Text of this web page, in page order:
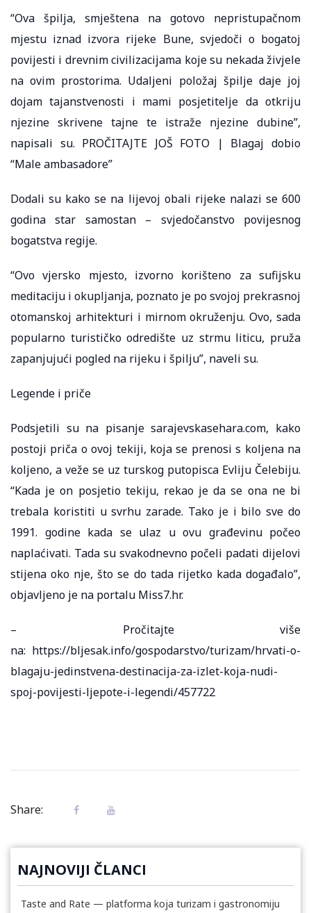
“Ova špilja, smještena na gotovo nepristupačnom
mjestu iznad izvora rijeke Bune, svjedoči o bogatoj
povijesti i drevnim civilizacijama koje su nekada živjele
na ovim prostorima. Udaljeni položaj špilje daje joj
dojam tajanstvenosti i mami posjetitelje da otkriju
njezine skrivene tajne te istraže njezine dubine”,
napisali su. PROČITAJTE JOŠ FOTO | Blagaj dobio
“Male ambasadore”
Dodali su kako se na lijevoj obali rijeke nalazi se 600
godina star samostan – svjedočanstvo povijesnog
bogatstva regije.
“Ovo vjersko mjesto, izvorno korišteno za sufijsku
meditaciju i okupljanja, poznato je po svojoj prekrasnoj
otomanskoj arhitekturi i mirnom okruženju. Ovo, sada
popularno turističko odredište uz strmu liticu, pruža
zapanjujući pogled na rijeku i špilju”, naveli su.
Legende i priče
Podsjetili su na pisanje sarajevskasehara.com, kako
postoji priča o ovoj tekiji, koja se prenosi s koljena na
koljeno, a veže se uz turskog putopisca Evliju Čelebiju.
“Kada je on posjetio tekiju, rekao je da se ona ne bi
trebala koristiti u svrhu zarade. Tako je i bilo sve do
1991. godine kada se ulaz u ovu građevinu počeo
naplaćivati. Tada su svakodnevno počeli padati dijelovi
stijena oko nje, što se do tada rijetko kada događalo”,
objavljeno je na portalu Miss7.hr.
– Pročitajte više
na: https://bljesak.info/gospodarstvo/turizam/hrvati-o-
blagaju-jedinstvena-destinacija-za-izlet-koja-nudi-
spoj-povijesti-ljepote-i-legendi/457722
Share:
NAJNOVIJI ČLANCI
Taste and Rate — platforma koja turizam i gastronomiju